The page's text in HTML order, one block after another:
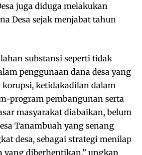
juga diduga melakukan
Desa sejak menjabat tahun
substansi seperti tidak
penggunaan dana desa yang
ketidakadilan dalam
program pembangunan serta
masyarakat diabaikan, belum
Tanambuah yang senang
desa, sebagai strategi menilap
yang diberhentikan,” ungkap